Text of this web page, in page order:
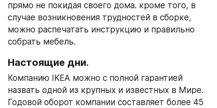
прямо не покидая своего дома. кроме того, в
случае возникновения трудностей в сборке,
можно распечатать инструкцию и правильно
собрать мебель.
Настоящие дни.
Компанию IKEA можно с полной гарантией
назвать одной из крупных и известных в Мире.
Годовой оборот компании составляет более 45